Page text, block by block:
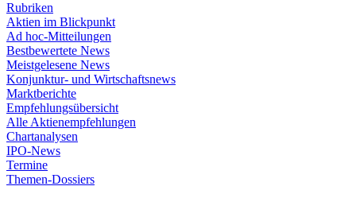
Rubriken
Aktien im Blickpunkt
Ad hoc-Mitteilungen
Bestbewertete News
Meistgelesene News
Konjunktur- und Wirtschaftsnews
Marktberichte
Empfehlungsübersicht
Alle Aktienempfehlungen
Chartanalysen
IPO-News
Termine
Themen-Dossiers